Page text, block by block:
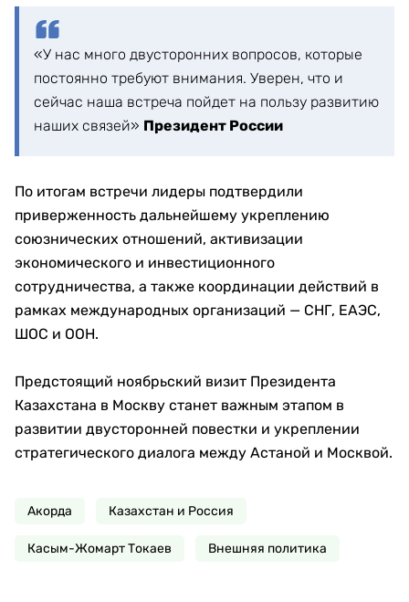
«У нас много двусторонних вопросов, которые
постоянно требуют внимания. Уверен, что и
сейчас наша встреча пойдет на пользу развитию
наших связей» Президент России
По итогам встречи лидеры подтвердили
приверженность дальнейшему укреплению
союзнических отношений, активизации
экономического и инвестиционного
сотрудничества, а также координации действий в
рамках международных организаций — СНГ, ЕАЭС,
ШОС и ООН.
Предстоящий ноябрьский визит Президента
Казахстана в Москву станет важным этапом в
развитии двусторонней повестки и укреплении
стратегического диалога между Астаной и Москвой.
Акорда Казахстан и Россия
Касым-Жомарт Токаев Внешняя политика